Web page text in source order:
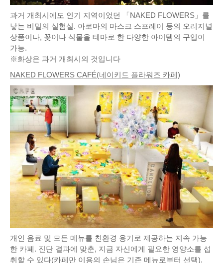
과거 개최시에도 인기 지역이었던 「NAKED FLOWERS」를
낳는 비밀의 실험실. 아로마의 마스크 스프레이 등의 오리지널
상품이나, 꽃이나 식물을 테마로 한 다양한 아이템의 구입이
가능.
※화상은 과거 개최시의 것입니다
NAKED FLOWERS CAFÉ(네이키드 플라워즈 카페)
개인 음료 및 모든 메뉴를 친환경 용기로 제공하는 지속 가능
한 카페. 진단 결과에 맞춘, 지금 자신에게 필요한 영양소를 섭
취할 수 있다(카페만 이용의 손님은 기존 메뉴로부터 선택).